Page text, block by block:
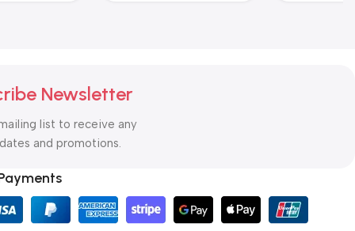
Newsletter
list to receive any
and promotions.